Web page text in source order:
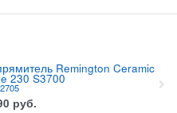
Remington Ceramic
230 S3700
руб.